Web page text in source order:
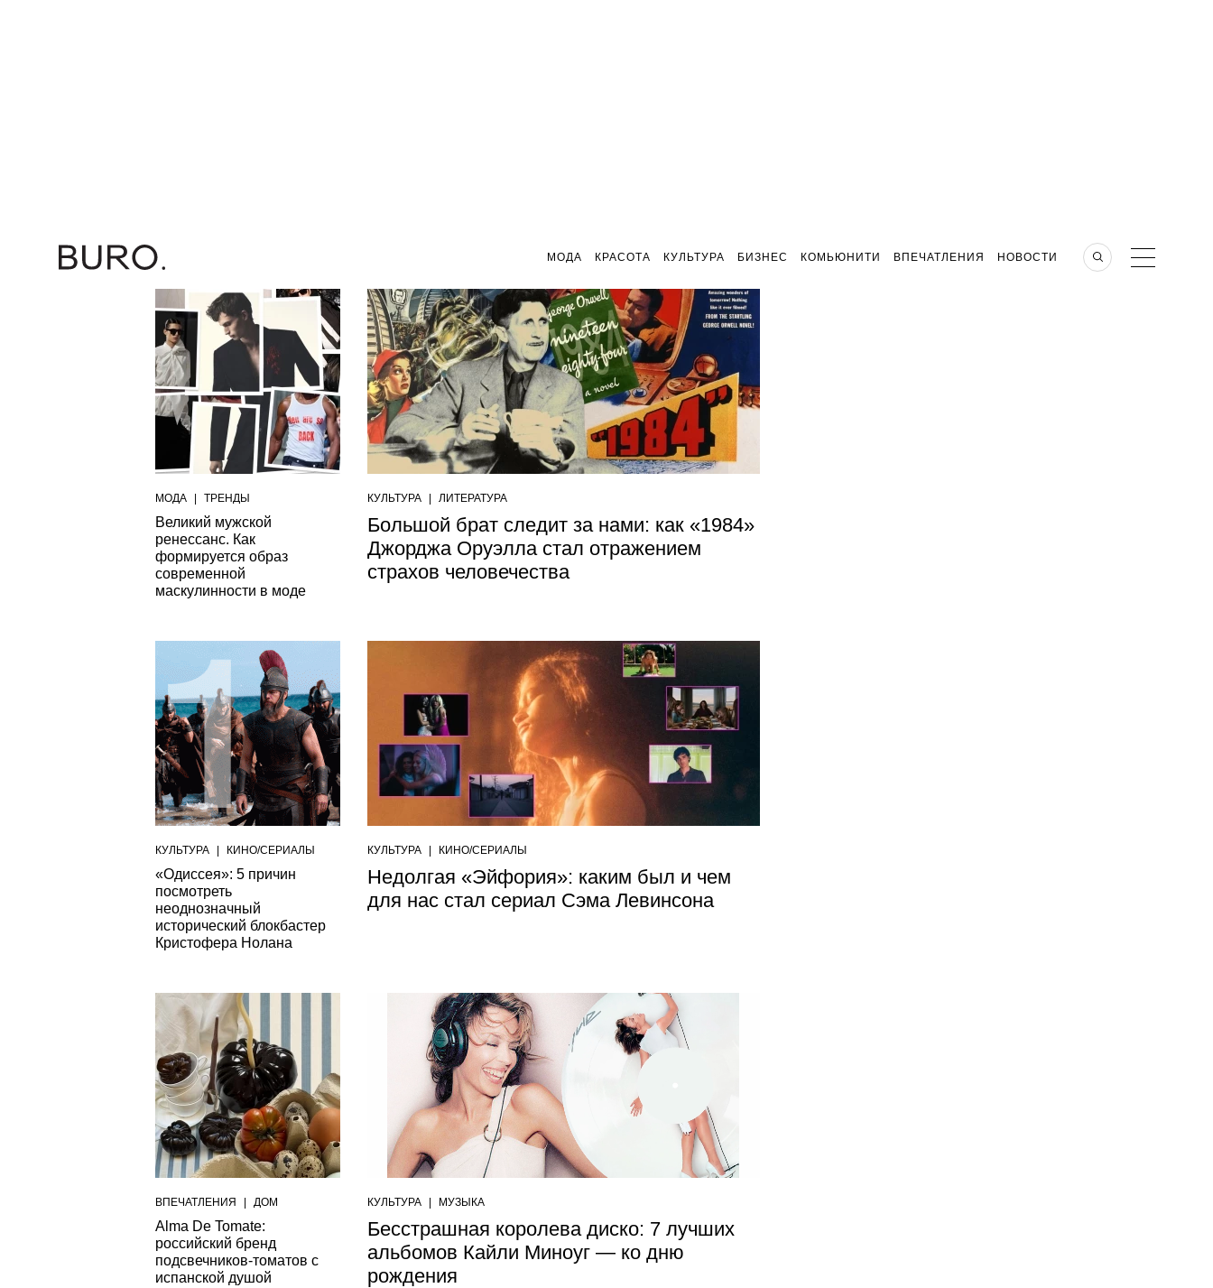
МОДА КРАСОТА КУЛЬТУРА БИЗНЕС КОМЬЮНИТИ ВПЕЧАТЛЕНИЯ НОВОСТИ
МОДА ТРЕНДЫ
Великий мужской
ренессанс. Как
формируется образ
современной
маскулинности в моде
КУЛЬТУРА КИНО/СЕРИАЛЫ
«Одиссея»: 5 причин
посмотреть
неоднозначный
исторический блокбастер
Кристофера Нолана
ВПЕЧАТЛЕНИЯ ДОМ
Alma De Tomate:
российский бренд
подсвечников-томатов с
испанской душой
КУЛЬТУРА ЛИТЕРАТУРА
Большой брат следит за нами: как «1984»
Джорджа Оруэлла стал отражением
страхов человечества
КУЛЬТУРА КИНО/СЕРИАЛЫ
Недолгая «Эйфория»: каким был и чем
для нас стал сериал Сэма Левинсона
КУЛЬТУРА МУЗЫКА
Бесстрашная королева диско: 7 лучших
альбомов Кайли Миноуг — ко дню
рождения